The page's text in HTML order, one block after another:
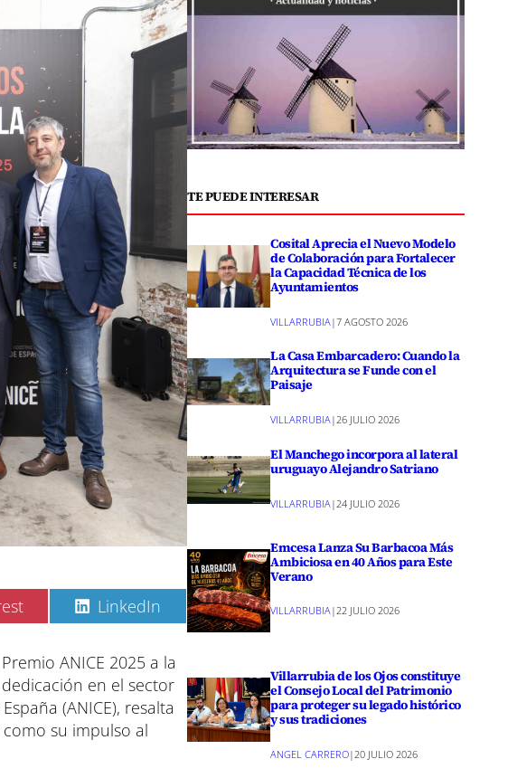
C
o
p
a
r
t
i
r
LinkedIn
ANICE 2025 a la
en el sector
(ANICE), resalta
su impulso al
TE PUEDE INTERESAR
Cosital Aprecia el Nuevo Modelo
de Colaboración para Fortalecer
la Capacidad Técnica de los
Ayuntamientos
VILLARRUBIA |7 AGOSTO 2026
La Casa Embarcadero: Cuando la
Arquitectura se Funde con el
Paisaje
VILLARRUBIA|26 JULIO 2026
El Manchego incorpora al lateral
uruguayo Alejandro Satriano
VILLARRUBIA | 24 JULIO 2026
Emcesa Lanza Su Barbacoa Más
Ambiciosa en 40 Años para Este
Verano
VILLARRUBIA|22 JULIO 2026
Villarrubia de los Ojos constituye
el Consejo Local del Patrimonio
para proteger su legado histórico
y sus tradiciones
ANGEL CARRERO| 20 JULIO 2026